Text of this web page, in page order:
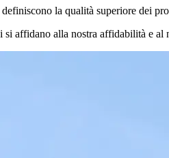
la qualità superiore dei
affidano alla nostra affidabilità e al